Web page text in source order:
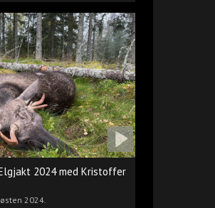
2024 med Kristoffer
2024.